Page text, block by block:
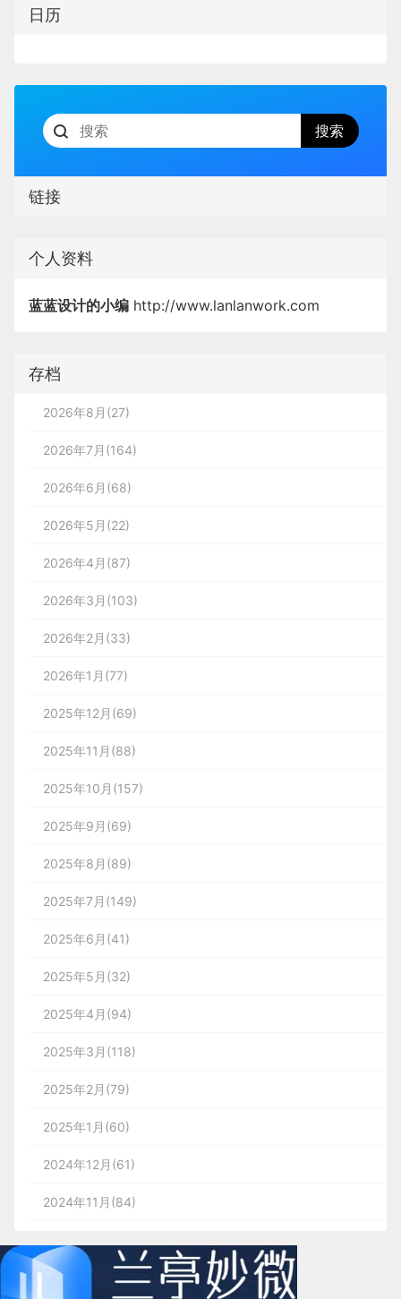
日历
链接
个人资料
蓝蓝设计的小编 http://www.lanlanwork.com
存档
2026年8月(27)
2026年7月(164)
2026年6月(68)
2026年5月(22)
2026年4月(87)
2026年3月(103)
2026年2月(33)
2026年1月(77)
2025年12月(69)
2025年11月(88)
2025年10月(157)
2025年9月(69)
2025年8月(89)
2025年7月(149)
2025年6月(41)
2025年5月(32)
2025年4月(94)
2025年3月(118)
2025年2月(79)
2025年1月(60)
2024年12月(61)
2024年11月(84)
2024年9月(144)